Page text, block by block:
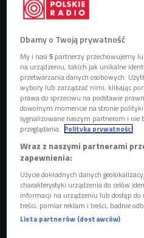
Podlewski/Polskie Radio
Ralph Kaminski prezentuje
Ten album to intymna
potrzebie miłości oraz
samotnością. W dojrzałych i
artysta, pod warstwą smutku i
czytać bardzo szeroko. Na
dosłowne znaczenie, ale jest
metaforę. W utworze "Lis z
do tego tytułu i śpiewam
To utwór o samotności, która
Dbamy o Twoją prywatność
My i nasi5 partnerzy przechowujemy
na urządzeniu, takich jak unikalne
przetwarzania danych osobowych.
wybory lub zarządzać nimi, klikając
prawa do sprzeciwu na podstawie
dowolnym momencie na stronie
sygnalizowane naszym partnerom i nie
przeglądania. Polityka prywatności
Wraz z naszymi partnerami
zapewnienia:
Użycie dokładnych danych
charakterystyki urządzenia do celów
informacji na urządzeniu lub dostęp do
treści, pomiar reklam i treści, badnie
Lista partnerów (dostawców)